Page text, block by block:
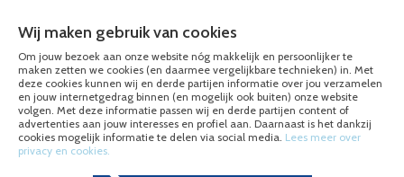
contact.
DIRECT CONTACT
OPNEMEN
030-2716496
MAIL ONS
© Nieuwhoff de Rijk Elektrotechnisch Installatiebureau 2020 - 2026
Wij maken gebruik van cookies
Om jouw bezoek aan onze website nóg makkelijk en persoonlijker te
maken zetten we cookies (en daarmee vergelijkbare technieken) in. Met
deze cookies kunnen wij en derde partijen informatie over jou verzamelen
en jouw internetgedrag binnen (en mogelijk ook buiten) onze website
volgen. Met deze informatie passen wij en derde partijen content of
advertenties aan jouw interesses en profiel aan. Daarnaast is het dankzij
cookies mogelijk informatie te delen via social media. Lees meer over
privacy en cookies.